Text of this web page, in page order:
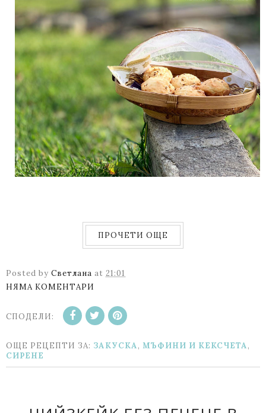
ПРОЧЕТИ ОЩЕ
Posted by Светлана at 21:01
НЯМА КОМЕНТАРИ
СПОДЕЛИ:
ОЩЕ РЕЦЕПТИ ЗА: ЗАКУСКА, МЪФИНИ И КЕКСЧЕТА,
СИРЕНЕ